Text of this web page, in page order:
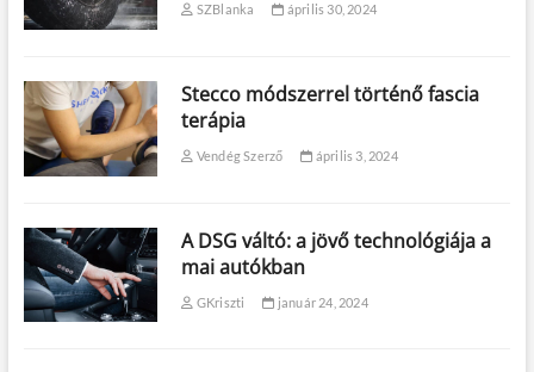
SZBlanka április 30, 2024
Stecco módszerrel történő fascia
terápia
Vendég Szerző április 3, 2024
A DSG váltó: a jövő technológiája a
mai autókban
GKriszti január 24, 2024